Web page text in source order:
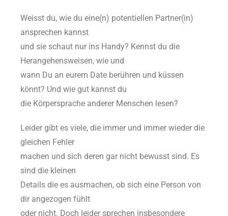
Weisst du, wie du eine(n) potentiellen Partner(in)
ansprechen kannst
und sie schaut nur ins Handy? Kennst du die
Herangehensweisen, wie und
wann Du an eurem Date berühren und küssen
könnt? Und wie gut kannst du
die Körpersprache anderer Menschen lesen?
Leider gibt es viele, die immer und immer wieder die
gleichen Fehler
machen und sich deren gar nicht bewusst sind. Es
sind die kleinen
Details die es ausmachen, ob sich eine Person von
dir angezogen fühlt
oder nicht. Doch leider sprechen insbesondere